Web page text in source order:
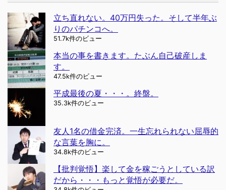
立ち直れない。40万円失った。そして半年ぶ
りのパチンコへ。
51.7k件のビュー
本当の事を書きます。たぶん自己破産しま
す。
47.5k件のビュー
平成最後の夏・・・。終盤。
35.3k件のビュー
友人1名の借金完済。一生忘れられない屈辱的
な言葉を胸に。
34.8k件のビュー
【批判覚悟】楽して金を稼ごうとしている訳
だから・・・もっと覚悟が必要だ。